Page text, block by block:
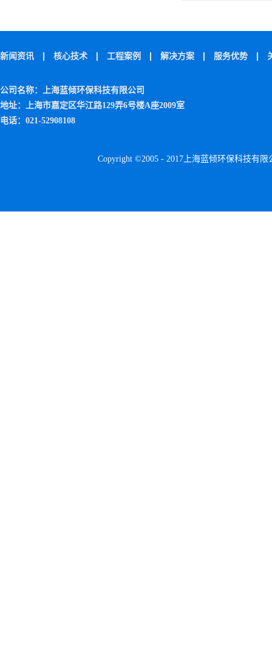
新闻资讯 核心技术 工程案例 解决方案 服务优势
公司名称：上海蓝倾环保科技有限公司
地址：上海市嘉定区华江路129弄6号楼A座2009室
电话：021-52908108
Copyright ©2005 - 2017上海蓝倾环保科技有限